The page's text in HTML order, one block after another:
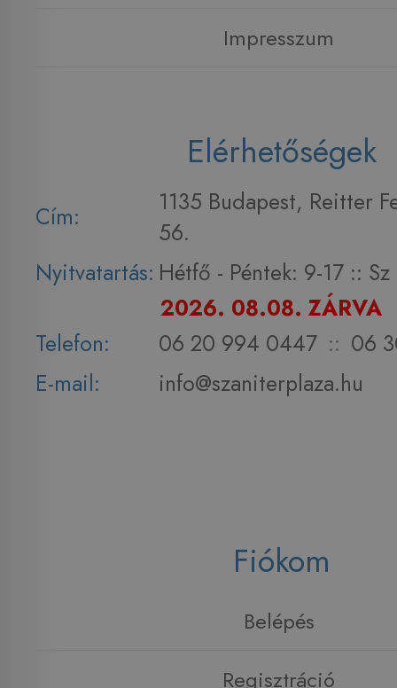
Impresszum
Elérhetőségek
Cím:
1135 Budapest, Reitter
56.
Nyitvatartás: Hétfő - Péntek: 9-17 :: Sz
2026. 08.08. ZÁRVA
Telefon:
06 20 994 0447 :: 06
E-mail:
info@szaniterplaza.hu
Fiókom
Belépés
Regisztráció